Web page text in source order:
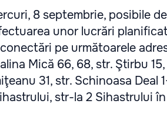
8 septembrie, posibile
unor lucrări
pe următoarele
Mică 66, 68, str. Ştirbu
31, str. Schinoasa Deal
str-la 2 Sihastrului